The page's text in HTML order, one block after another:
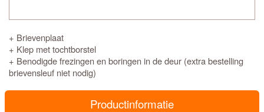
+ Brievenplaat
+ Klep met tochtborstel
+ Benodigde frezingen en boringen in de deur (extra bestelling
brievensleuf niet nodig)
Productinformatie